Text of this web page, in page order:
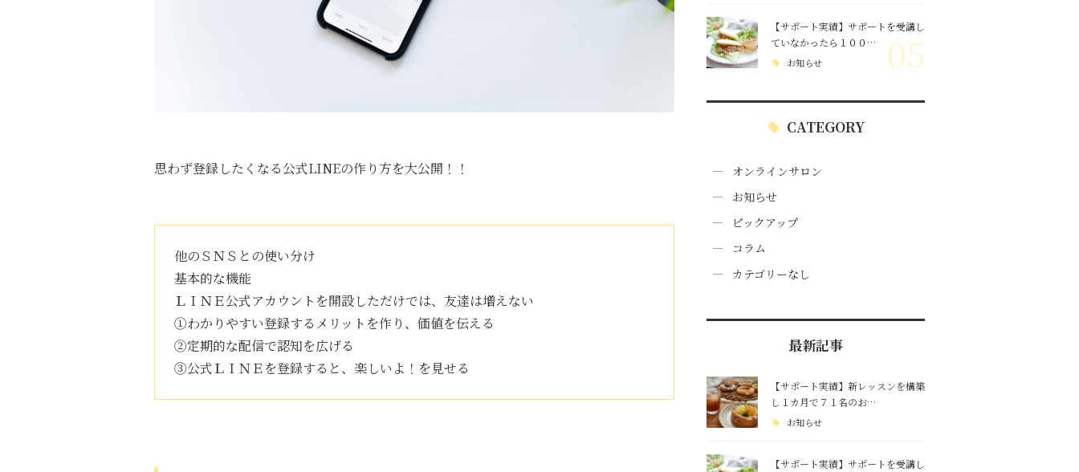
思わず登録したくなる公式LINEの作り方を大公開！！
他のＳＮＳとの使い分け
基本的な機能
ＬＩＮＥ公式アカウントを開設しただけでは、友達は増えない
①わかりやすい登録するメリットを作り、価値を伝える
②定期的な配信で認知を広げる
③公式ＬＩＮＥを登録すると、楽しいよ！を見せる
【サポート実績】サポートを受講し
ていなかったら１００…
お知らせ 05
CATEGORY
オンラインサロン
お知らせ
ピックアップ
コラム
カテゴリーなし
最新記事
【サポート実績】新レッスンを構築
し１カ月で７１名のお…
お知らせ
【サポート実績】サポートを受講し